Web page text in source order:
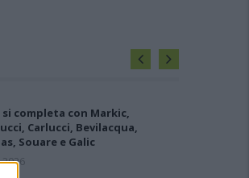
si completa con Markic,
Carlucci, Bevilacqua,
Souare e Galic